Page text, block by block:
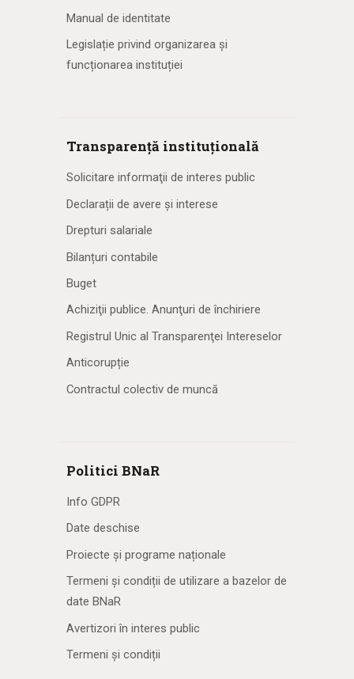
Manual de identitate
Legislație privind organizarea și
funcționarea instituției
Transparență instituțională
Solicitare informaţii de interes public
Declarații de avere și interese
Drepturi salariale
Bilanțuri contabile
Buget
Achiziţii publice. Anunţuri de închiriere
Registrul Unic al Transparenţei Intereselor
Anticorupție
Contractul colectiv de muncă
Politici BNaR
Info GDPR
Date deschise
Proiecte și programe naționale
Termeni și condiții de utilizare a bazelor de
date BNaR
Avertizori în interes public
Termeni și condiții